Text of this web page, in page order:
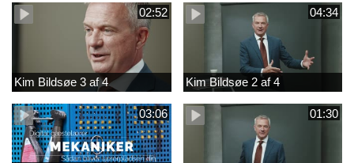
02:52
Kim Bildsøe 3 af 4
04:34
Kim Bildsøe 2 af 4
03:06 01:30